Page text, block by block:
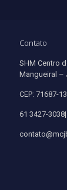
Contato
SHM Centro
Mangueiral –
CEP: 71687-
61 3427-